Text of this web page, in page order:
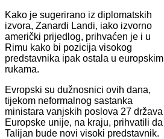
Kako je sugerirano iz diplomatskih
izvora, Zanardi Landi, iako izvorno
američki prijedlog, prihvaćen je i u
Rimu kako bi pozicija visokog
predstavnika ipak ostala u europskim
rukama.
Evropski su dužnosnici ovih dana,
tijekom neformalnog sastanka
ministara vanjskih poslova 27 država
Europske unije, na kraju, prihvatili da
Talijan bude novi visoki predstavnik.